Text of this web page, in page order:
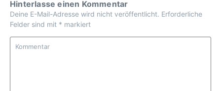
Hinterlasse einen Kommentar
Deine E-Mail-Adresse wird nicht veröffentlicht. Erforderliche
Felder sind mit * markiert